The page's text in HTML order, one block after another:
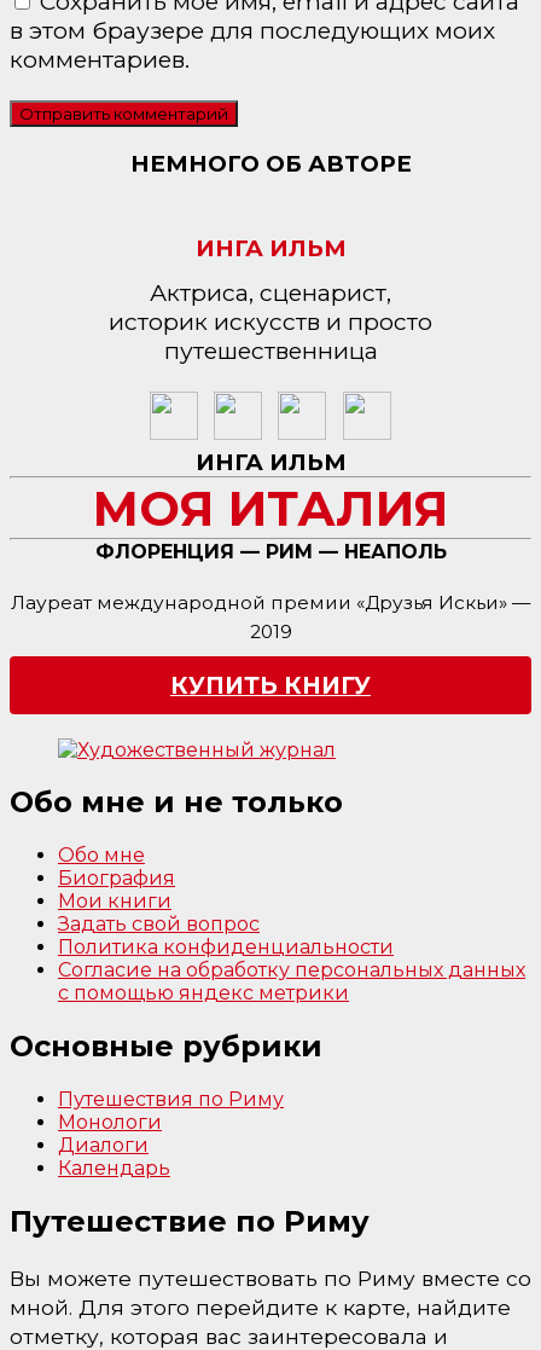
в этом браузере для последующих моих
комментариев.
НЕМНОГО ОБ АВТОРЕ
ИНГА ИЛЬМ
Актриса, сценарист,
историк искусств и просто
путешественница
ИНГА ИЛЬМ
МОЯ ИТАЛИЯ
ФЛОРЕНЦИЯ — РИМ — НЕАПОЛЬ
Лауреат международной премии «Друзья Искьи» —
2019
КУПИТЬ КНИГУ
Обо мне и не только
Обо мне
Биография
Мои книги
Задать свой вопрос
Политика конфиденциальности
Согласие на обработку персональных данных
с помощью яндекс метрики
Основные рубрики
Путешествия по Риму
Монологи
Диалоги
Календарь
Путешествие по Риму
Вы можете путешествовать по Риму вместе со
мной. Для этого перейдите к карте, найдите
отметку, которая вас заинтересовала и